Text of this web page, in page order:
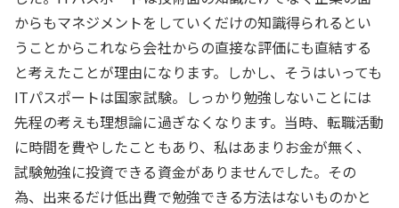
からもマネジメントをしていくだけの知識得られるとい
うことからこれなら会社からの直接な評価にも直結する
と考えたことが理由になります。しかし、そうはいっても
ITパスポートは国家試験。しっかり勉強しないことには
先程の考えも理想論に過ぎなくなります。当時、転職活動
に時間を費やしたこともあり、私はあまりお金が無く、
試験勉強に投資できる資金がありませんでした。その
為、出来るだけ低出費で勉強できる方法はないものかと